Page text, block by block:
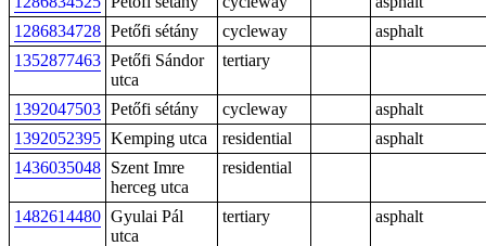
1286834728 Petőfi sétány cycleway
asphalt
1352877463 Petőfi Sándor
utca
tertiary
1392047503 Petőfi sétány cycleway
asphalt
1392052395 Kemping utca residential
asphalt
1436035048 Szent Imre
herceg utca
residential
1482614480 Gyulai Pál
utca
tertiary asphalt